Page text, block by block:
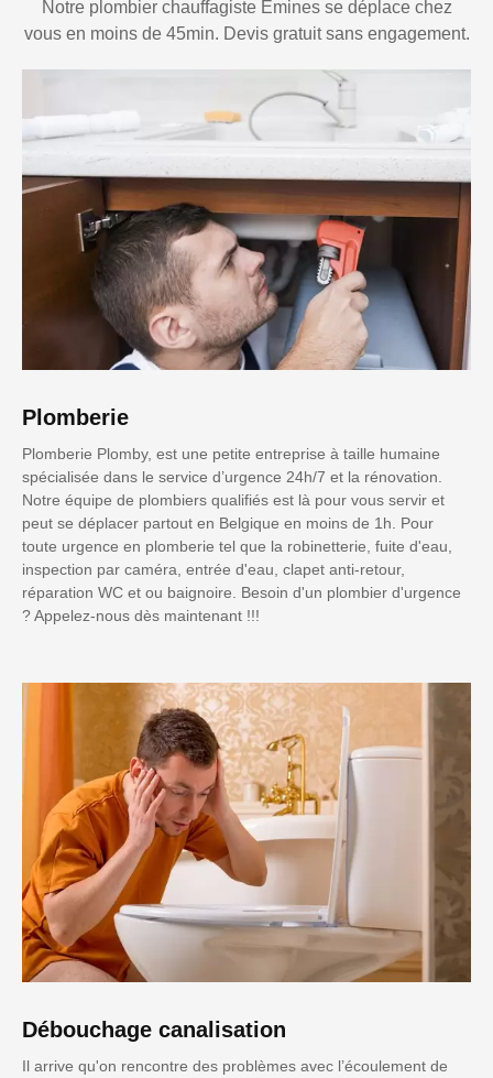
Notre plombier chauffagiste Emines se déplace chez
vous en moins de 45min. Devis gratuit sans engagement.
Plomberie
Plomberie Plomby, est une petite entreprise à taille humaine
spécialisée dans le service d’urgence 24h/7 et la rénovation.
Notre équipe de plombiers qualifiés est là pour vous servir et
peut se déplacer partout en Belgique en moins de 1h. Pour
toute urgence en plomberie tel que la robinetterie, fuite d'eau,
inspection par caméra, entrée d'eau, clapet anti-retour,
réparation WC et ou baignoire. Besoin d'un plombier d'urgence
? Appelez-nous dès maintenant !!!
Débouchage canalisation
Il arrive qu'on rencontre des problèmes avec l’écoulement de